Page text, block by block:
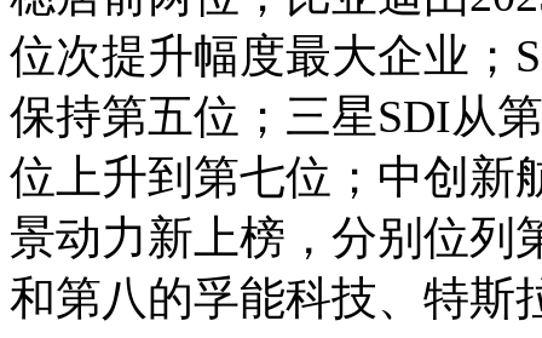
位次提升幅度最大企业；
保持第五位；三星SDI从
位上升到第七位；中创新
景动力新上榜，分别位列
和第八的孚能科技、特斯